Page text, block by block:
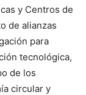
y Centros de
de alianzas
para
tecnológica,
de los
circular y